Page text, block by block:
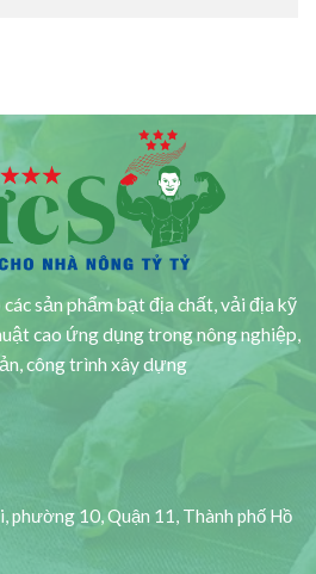
sản phẩm bạt địa chất, vải địa kỹ
cao ứng dụng trong nông nghiệp,
công trình xây dựng
phường 10, Quận 11, Thành phố Hồ